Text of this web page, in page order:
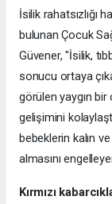
İsilik rahatsızlığı
bulunan Çocuk
Güvener, "İsilik,
sonucu ortaya
görülen yaygın bir
gelişimini
bebeklerin kalın
almasını
Kırmızı